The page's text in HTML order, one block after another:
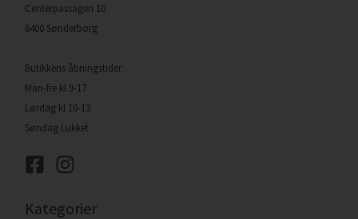
Centerpassagen 10
6400 Sønderborg
Butikkens åbningstider
Man-fre kl 9-17
Lørdag kl 10-13
Søndag Lukket
Kategorier